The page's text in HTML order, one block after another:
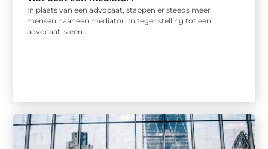
In plaats van een advocaat, stappen er steeds meer
mensen naar een mediator. In tegenstelling tot een
advocaat is een ...